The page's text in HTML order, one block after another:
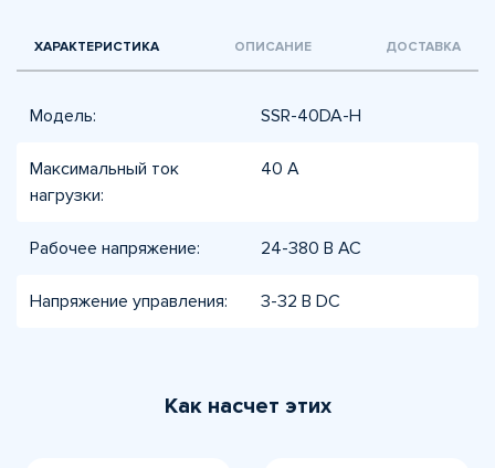
ХАРАКТЕРИСТИКА ОПИСАНИЕ ДОСТАВКА
Модель: SSR-40DA-H
Максимальный ток
нагрузки:
40 А
Рабочее напряжение: 24-380 В AC
Напряжение управления: 3-32 В DC
Как насчет этих